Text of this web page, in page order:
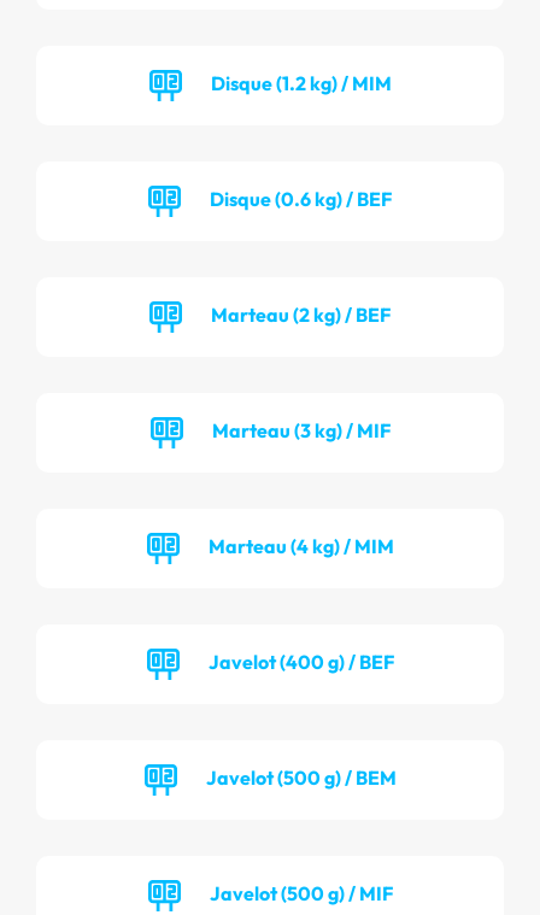
Disque (1.2 kg) / MIM
Disque (0.6 kg) / BEF
Marteau (2 kg) / BEF
Marteau (3 kg) / MIF
Marteau (4 kg) / MIM
Javelot (400 g) / BEF
Javelot (500 g) / BEM
Javelot (500 g) / MIF